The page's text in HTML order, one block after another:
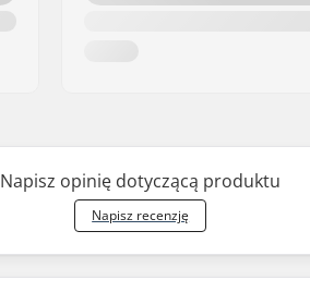
Napisz opinię dotyczącą produktu
Napisz recenzję